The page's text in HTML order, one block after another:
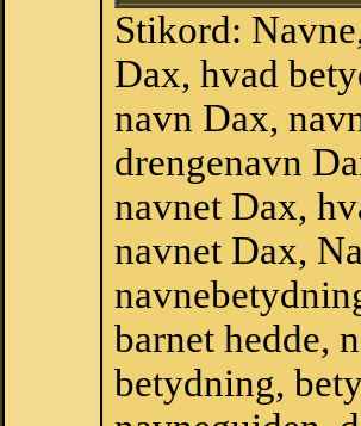
Stikord:
Dax, hvad
navn Dax,
drengenavn
navnet Dax,
navnet Dax,
barnet hedde,
betydning,